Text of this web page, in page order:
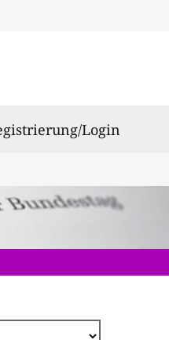
Login